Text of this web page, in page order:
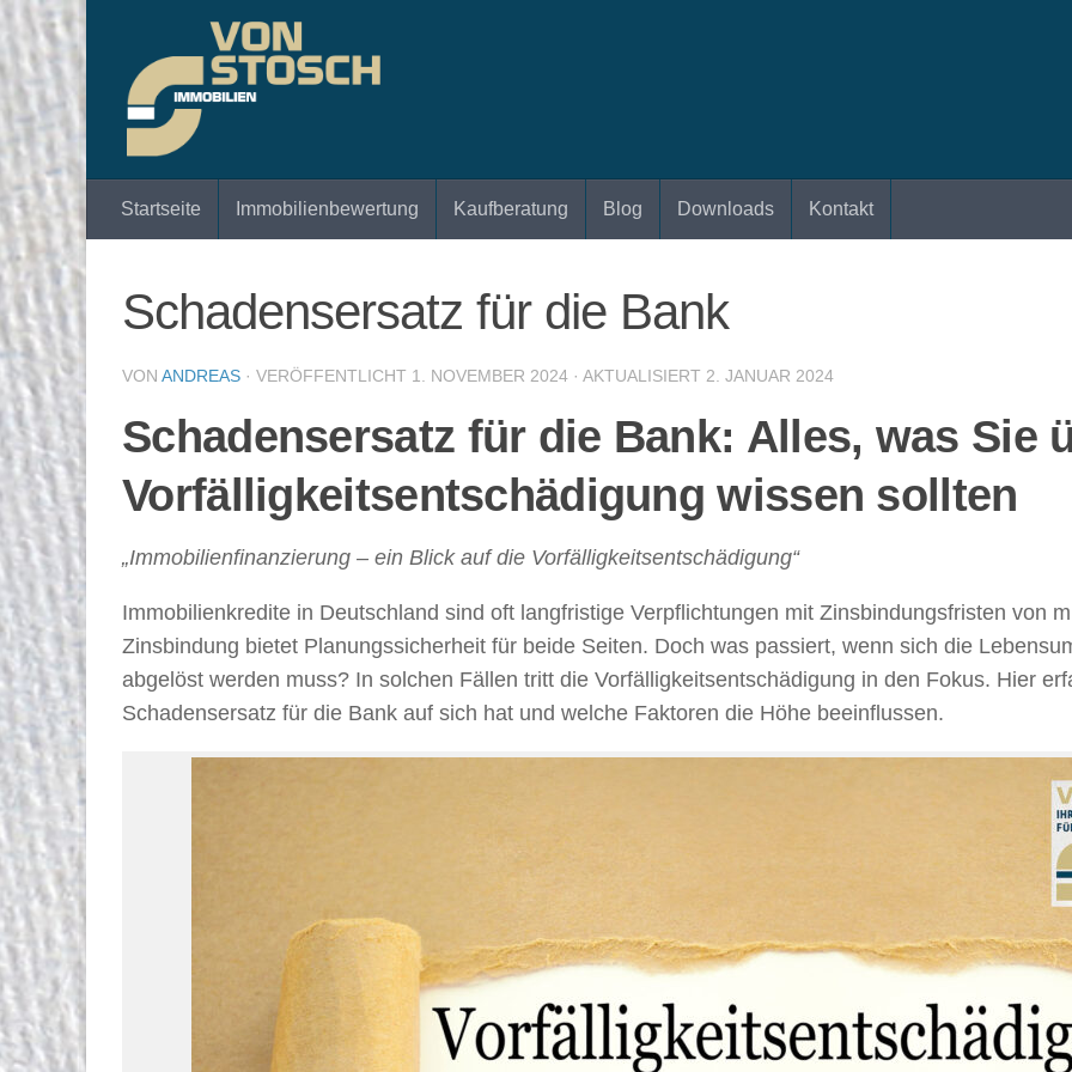
Zum Inhalt springen
Startseite Immobilienbewertung Kaufberatung Blog Downloads Kontakt
Schadensersatz für die Bank
VON ANDREAS · VERÖFFENTLICHT 1. NOVEMBER 2024 · AKTUALISIERT 2. JANUAR 2024
Schadensersatz für die Bank: Alles, was Sie
Vorfälligkeitsentschädigung wissen sollten
„Immobilienfinanzierung – ein Blick auf die Vorfälligkeitsentschädigung“
Immobilienkredite in Deutschland sind oft langfristige Verpflichtungen mit Zinsbindungsfristen von
Zinsbindung bietet Planungssicherheit für beide Seiten. Doch was passiert, wenn sich die
abgelöst werden muss? In solchen Fällen tritt die Vorfälligkeitsentschädigung in den Fokus. Hier
Schadensersatz für die Bank auf sich hat und welche Faktoren die Höhe beeinflussen.